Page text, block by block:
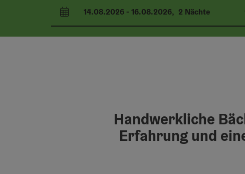
An- und Abreisefelder
14.08.2026- 16.08.2026, 2 Nächte
Handwerkliche
Erfahrung und